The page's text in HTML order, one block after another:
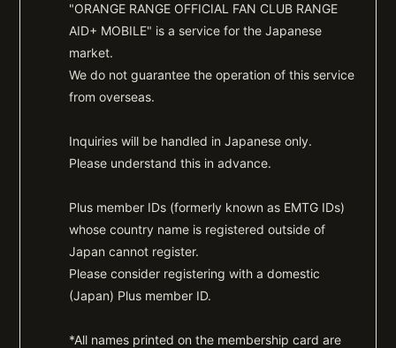
"ORANGE RANGE OFFICIAL FAN CLUB RANGE
AID+ MOBILE" is a service for the Japanese
market.
We do not guarantee the operation of this service
from overseas.
Inquiries will be handled in Japanese only.
Please understand this in advance.
Plus member IDs (formerly known as EMTG IDs)
whose country name is registered outside of
Japan cannot register.
Please consider registering with a domestic
(Japan) Plus member ID.
*All names printed on the membership card are